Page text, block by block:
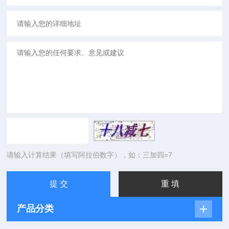
请输入计算结果（填写阿拉伯数字），如：三加四=7
产品分类